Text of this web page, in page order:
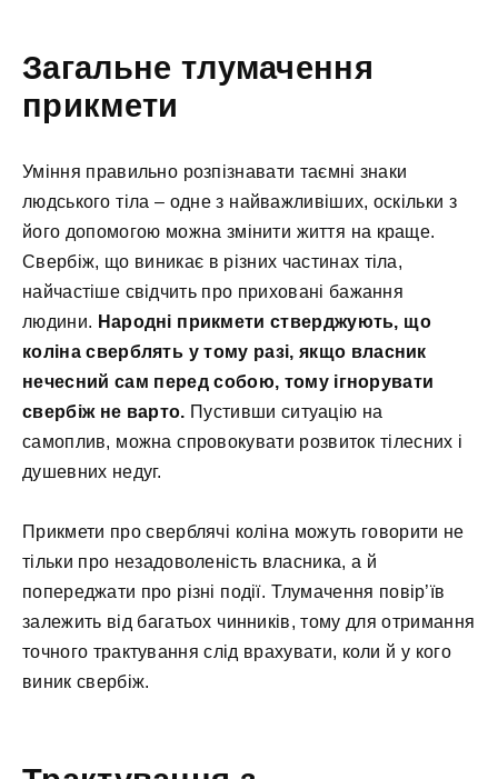
Загальне тлумачення
прикмети
Уміння правильно розпізнавати таємні знаки
людського тіла – одне з найважливіших, оскільки з
його допомогою можна змінити життя на краще.
Свербіж, що виникає в різних частинах тіла,
найчастіше свідчить про приховані бажання
людини. Народні прикмети стверджують, що
коліна сверблять у тому разі, якщо власник
нечесний сам перед собою, тому ігнорувати
свербіж не варто. Пустивши ситуацію на
самоплив, можна спровокувати розвиток тілесних і
душевних недуг.
Прикмети про сверблячі коліна можуть говорити не
тільки про незадоволеність власника, а й
попереджати про різні події. Тлумачення повір’їв
залежить від багатьох чинників, тому для отримання
точного трактування слід врахувати, коли й у кого
виник свербіж.